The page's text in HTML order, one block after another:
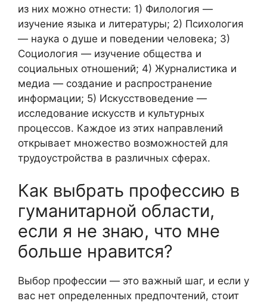
из них можно отнести: 1) Филология —
изучение языка и литературы; 2) Психология
— наука о душе и поведении человека; 3)
Социология — изучение общества и
социальных отношений; 4) Журналистика и
медиа — создание и распространение
информации; 5) Искусствоведение —
исследование искусств и культурных
процессов. Каждое из этих направлений
открывает множество возможностей для
трудоустройства в различных сферах.
Как выбрать профессию в
гуманитарной области,
если я не знаю, что мне
больше нравится?
Выбор профессии — это важный шаг, и если у
вас нет определенных предпочтений, стоит